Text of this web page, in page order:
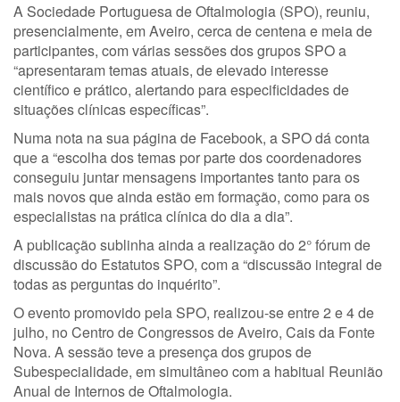
A Sociedade Portuguesa de Oftalmologia (SPO), reuniu,
presencialmente, em Aveiro, cerca de centena e meia de
participantes, com várias sessões dos grupos SPO a
“apresentaram temas atuais, de elevado interesse
científico e prático, alertando para especificidades de
situações clínicas específicas”.
Numa nota na sua página de Facebook, a SPO dá conta
que a “escolha dos temas por parte dos coordenadores
conseguiu juntar mensagens importantes tanto para os
mais novos que ainda estão em formação, como para os
especialistas na prática clínica do dia a dia”.
A publicação sublinha ainda a realização do 2° fórum de
discussão do Estatutos SPO, com a “discussão integral de
todas as perguntas do inquérito”.
O evento promovido pela SPO, realizou-se entre 2 e 4 de
julho, no Centro de Congressos de Aveiro, Cais da Fonte
Nova. A sessão teve a presença dos grupos de
Subespecialidade, em simultâneo com a habitual Reunião
Anual de Internos de Oftalmologia.